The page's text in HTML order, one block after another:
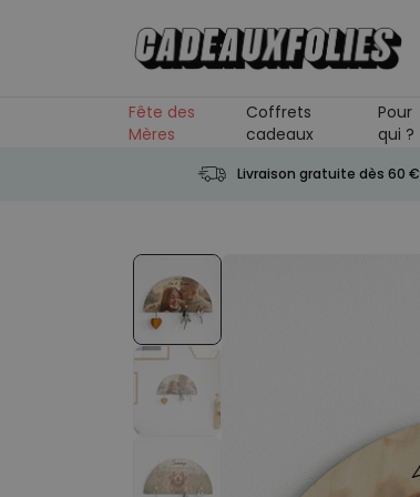
Fête des
Mères
Coffrets
cadeaux
Pour
qui ?
Livraison gratuite dès 60 €